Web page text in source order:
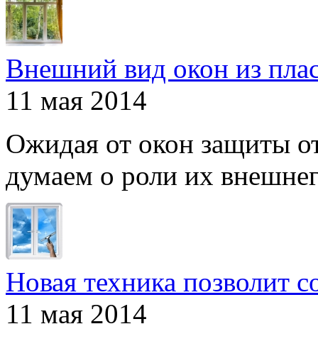
Внешний вид окон из
11 мая 2014
Ожидая от окон защиты
думаем о роли их
Новая техника позволит
11 мая 2014